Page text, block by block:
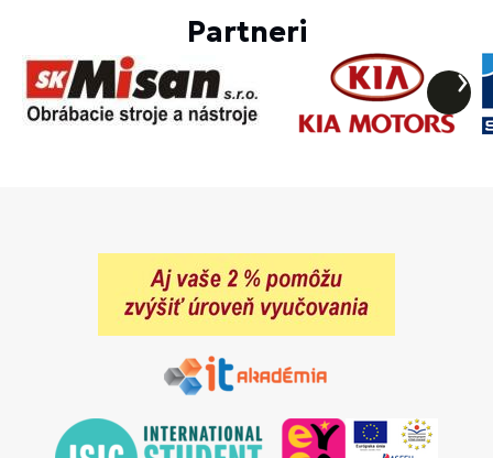
Partneri